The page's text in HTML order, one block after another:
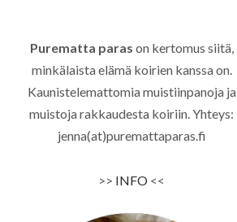
Purematta paras on kertomus siitä,
minkälaista elämä koirien kanssa on.
Kaunistelemattomia muistiinpanoja ja
muistoja rakkaudesta koiriin. Yhteys:
jenna(at)puremattaparas.fi
>> INFO <<